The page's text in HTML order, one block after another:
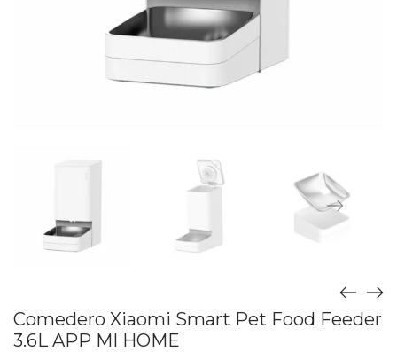
Comedero Xiaomi Smart Pet Food Feeder
3.6L APP MI HOME